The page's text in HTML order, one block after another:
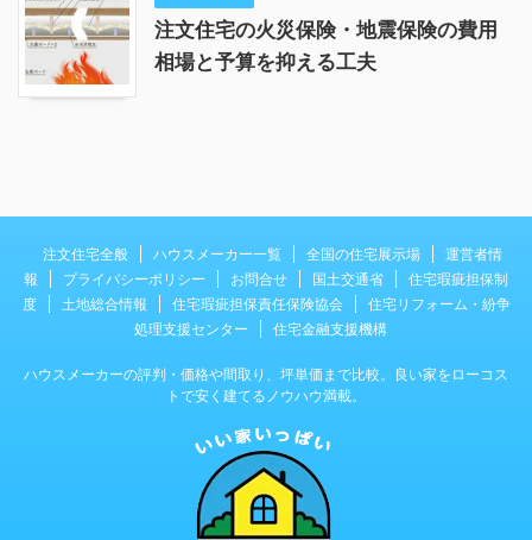
注文住宅の火災保険・地震保険の費用
相場と予算を抑える工夫
注文住宅全般 ハウスメーカー一覧 全国の住宅展示場
運営者情
報
プライバシーポリシー お問合せ 国土交通省
住宅瑕疵担保制
度
土地総合情報 住宅瑕疵担保責任保険協会
住宅リフォーム・紛争
処理支援センター
住宅金融支援機構
ハウスメーカーの評判・価格や間取り、坪単価まで比較。良い家をローコス
トで安く建てるノウハウ満載。